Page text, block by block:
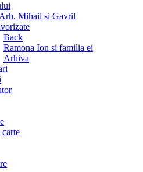
Mihail si Gavril
Back
Ramona Ion si familia ei
Arhiva